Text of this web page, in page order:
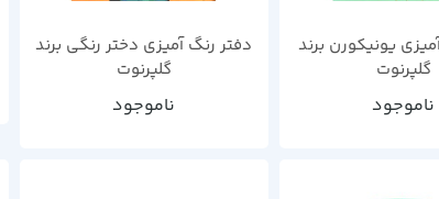
یونیکورن برند
گلپرنوت
ناموجود
دفتر رنگ آمیزی دختر رنگی برند
گلپرنوت
ناموجود